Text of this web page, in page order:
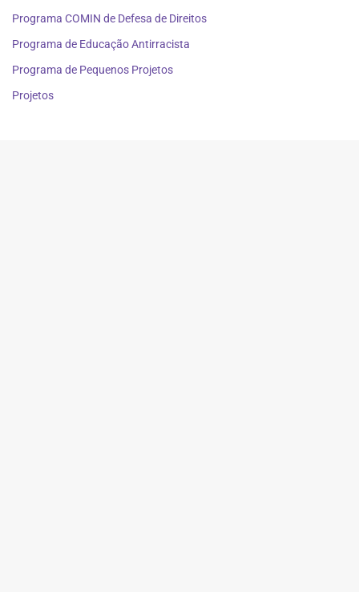
Programa COMIN de Defesa de Direitos
Programa de Educação Antirracista
Programa de Pequenos Projetos
Projetos